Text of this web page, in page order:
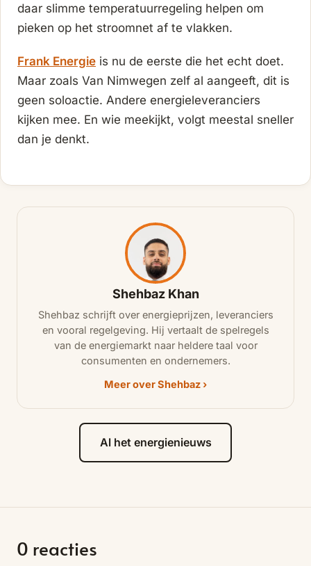
daar slimme temperatuurregeling helpen om
pieken op het stroomnet af te vlakken.
Frank Energie is nu de eerste die het echt doet.
Maar zoals Van Nimwegen zelf al aangeeft, dit is
geen soloactie. Andere energieleveranciers
kijken mee. En wie meekijkt, volgt meestal sneller
dan je denkt.
Shehbaz Khan
Shehbaz schrijft over energieprijzen, leveranciers
en vooral regelgeving. Hij vertaalt de spelregels
van de energiemarkt naar heldere taal voor
consumenten en ondernemers.
Meer over Shehbaz ›
Al het energienieuws
0 reacties